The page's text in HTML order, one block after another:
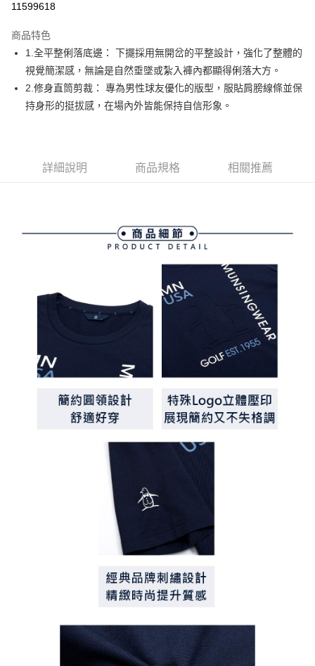
悠遊付
AFTEE先享後付
相關說明
【關於「AFTEE先享後付」】
AFTEE先享後付是「在收到商品之後才付款」的支付方式。 讓您購物簡單
３．安心：先確認商品／服務後，再付款。
２．訂單成立數日內，您將收到繳費通知簡訊。
３．收到繳費通知簡訊後14天內，點擊此簡訊中的連結，可透過四大超商／
ATM／網路銀行／等多元方式進行付款，方視為交易完成。
※ 請注意：結帳手續完成當下不需立刻繳費，但若您需要取消訂單，請聯絡
購買商品的店家。未經商家同意取消之訂單仍視為有效，需透過AFTEE先享
後付繳納相關費用。
※ 交易是否成功請以「AFTEE先享後付 」之結帳頁面顯示為準，若有關於
是否繳費成功／繳費後需取消欲退款等相關疑問，請聯繫「AFTEE先享後付
https://netprotections.freshdesk.com/support/home
【注意事項】
１．透過由恩沛科技股份有限公司提供之「AFTEE先享後付」服務完成之交
易，需依本服務之必要範圍內提供個人資料，並將交易相關給付款項請求債
權轉讓予恩沛科技股份有限公司。
２．關於個人資料處理事宜，請瀏覽以下網址：
https://aftee.tw/terms/#terms3
「AFTEE先享後付」，若未經同意申辦者引起之損失，本公司不負相關責
４．使用「AFTEE先享後付」時，將依據個別帳號之用戶狀況，依本公司即
時審查核予不同之上限額度；若仍有額度不足之情形，本公司將視審查結果
５．嚴禁一人註冊多個帳號或使用他人資訊註冊。若發現惡意使用之情形，
恩沛科技股份有限公司將有權停止該用戶之使用額度並採取法律行動。
ATM付款
全家取貨付款
免運費
付款後萊爾富取貨
免運費
付款後7-11取貨
11599618
商品特色
1.全平整俐落底邊： 下擺採用無開岔的平整設計，強化了整體的
視覺簡潔感，無論是自然垂墜或紮入褲內都顯得俐落大方。
2.修身直筒剪裁： 專為男性球友優化的版型，服貼肩膀線條並保
持身形的挺拔感，在場內外皆能保持自信形象。
詳細說明 商品規格 相關推薦